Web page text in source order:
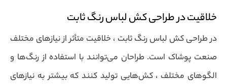
خلاقیت در طراحی کش لباس رنگ ثابت
در طراحی کش لباس رنگ ثابت ، خلاقیت متأثر از نیازهای مختلف
صنعت پوشاک است. طراحان می‌توانند با استفاده از رنگ‌ها و
الگوهای مختلف ، کش‌هایی تولید کنند که بیشتر به نیازهای